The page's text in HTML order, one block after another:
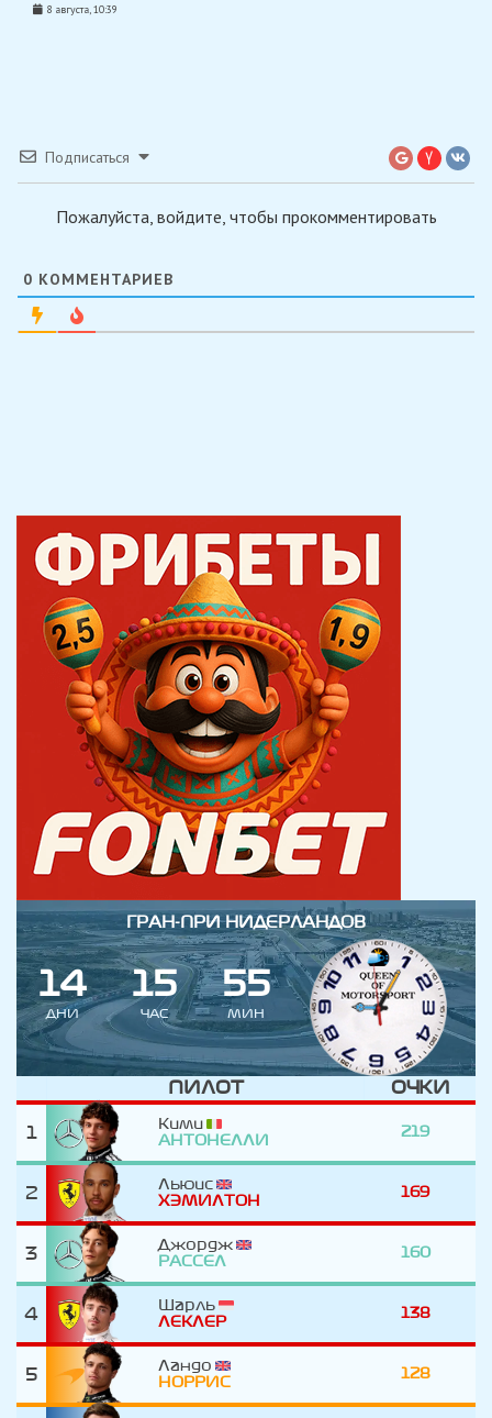
8 августа, 10:39
Подписаться
Пожалуйста, войдите, чтобы прокомментировать
0 КОММЕНТАРИЕВ
ГРАН-ПРИ НИДЕРЛАНДОВ
14
ДНИ
15
ЧАС
55
МИН
ПИЛОТ ОЧКИ
1
Кими
АНТОНЕЛЛИ
219
2
Льюис
ХЭМИЛТОН
169
3
Джордж
РАССЕЛ
160
4
Шарль
ЛЕКЛЕР
138
5
Ландо
НОРРИС
128